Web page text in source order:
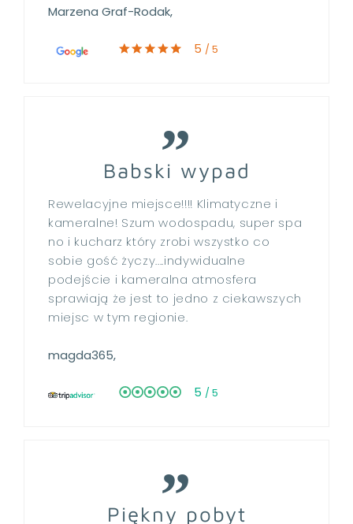
Marzena Graf-Rodak,
5 / 5
Babski wypad
Rewelacyjne miejsce!!!! Klimatyczne i
kameralne! Szum wodospadu, super spa
no i kucharz który zrobi wszystko co
sobie gość życzy....indywidualne
podejście i kameralna atmosfera
sprawiają że jest to jedno z ciekawszych
miejsc w tym regionie.
magda365,
5 / 5
Piękny pobyt